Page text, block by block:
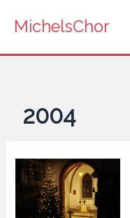
InhaltMichelsChor
2004